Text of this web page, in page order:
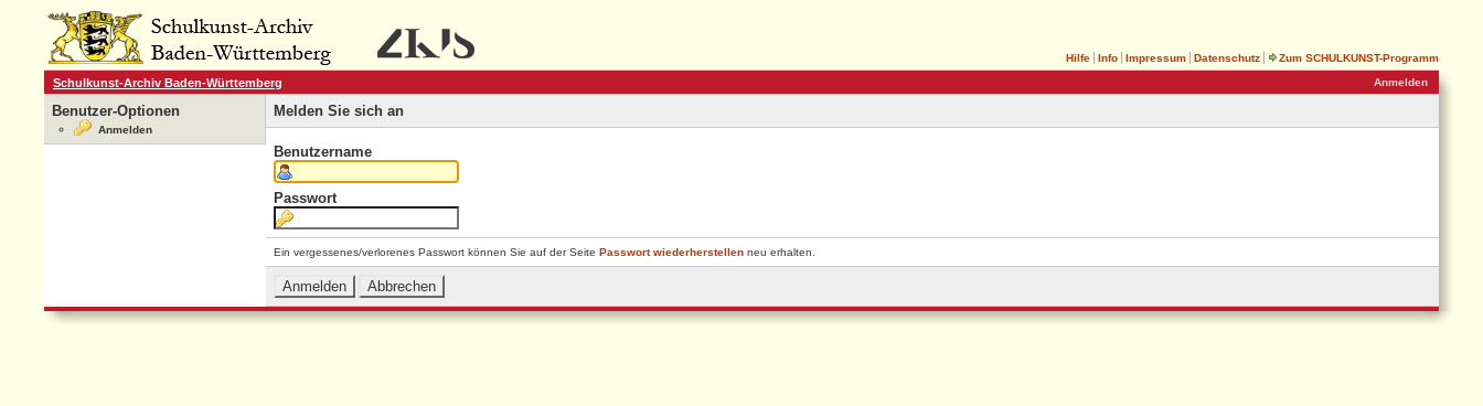
Hilfe Info Impressum Datenschutz
Zum SCHULKUNST-Programm
Anmelden
Schulkunst-Archiv Baden-Württemberg
Benutzer-Optionen
Anmelden
Melden Sie sich an
Benutzername
Passwort
Ein vergessenes/verlorenes Passwort können Sie auf der Seite Passwort wiederherstellen neu erhalten.